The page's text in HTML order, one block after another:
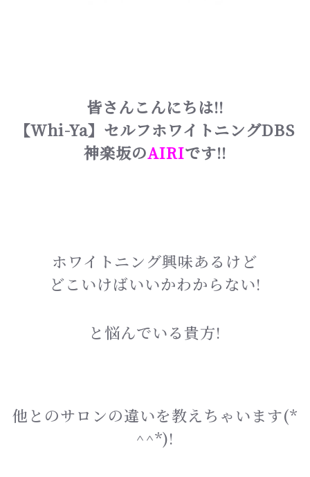
皆さんこんにちは!!
【Whi-Ya】セルフホワイトニングDBS
神楽坂のAIRIです!!
ホワイトニング興味あるけど
どこいけばいいかわからない!
と悩んでいる貴方!
他とのサロンの違いを教えちゃいます(*
^^*)!